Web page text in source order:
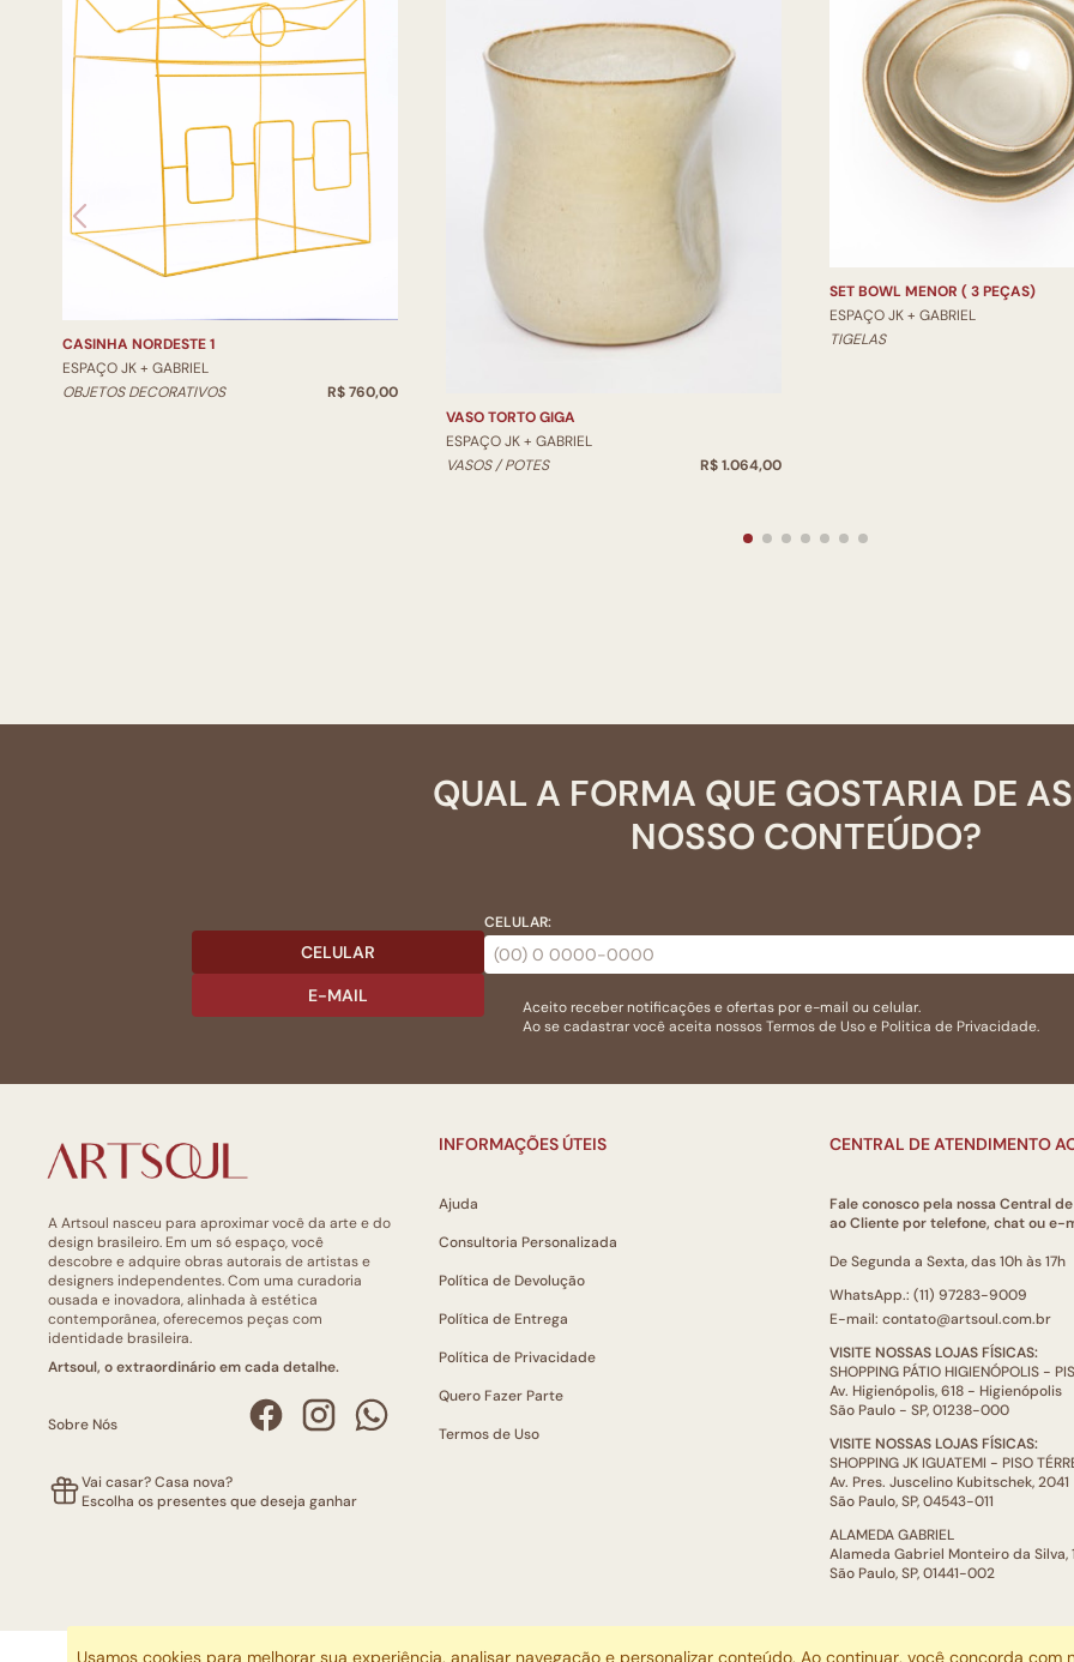
CASINHA NORDESTE 1
ESPAÇO JK + GABRIEL
OBJETOS DECORATIVOS
R$ 760,00
VASO TORTO GIGA
ESPAÇO JK + GABRIEL
VASOS / POTES
R$ 1.064,00
SET BOWL MENOR ( 3 PEÇAS)
ESPAÇO JK + GABRIEL
TIGELAS
QUAL A FORMA QUE GOSTARIA DE
NOSSO CONTEÚDO?
CELULAR
E-MAIL
CELULAR:
Aceito receber notificações e ofertas por e-mail ou celular.
Ao se cadastrar você aceita nossosTermos de Usoe Politica de Privacidade.
A Artsoul nasceu para aproximar você da arte e do
design brasileiro. Em um só espaço, você
descobre e adquire obras autorais de artistas e
designers independentes. Com uma curadoria
ousada e inovadora, alinhada à estética
contemporânea, oferecemos peças com
identidade brasileira.
Artsoul, o extraordinário em cada detalhe.
Sobre Nós
Vai casar? Casa nova?
Escolha os presentes que deseja ganhar
INFORMAÇÕES ÚTEIS
Ajuda
Consultoria Personalizada
Política de Devolução
Política de Entrega
Política de Privacidade
Quero Fazer Parte
Termos de Uso
CENTRAL DE ATENDIMENTO
Fale conosco pela nossa Central
ao Cliente por telefone, chat ou e-
De Segunda a Sexta, das 10h às 17h
WhatsApp.: (11) 97283-9009
E-mail: contato@artsoul.com.br
VISITE NOSSAS LOJAS FÍSICAS:
SHOPPING PÁTIO HIGIENÓPOLIS -
Av. Higienópolis, 618 - Higienópolis
São Paulo - SP, 01238-000
VISITE NOSSAS LOJAS FÍSICAS:
SHOPPING JK IGUATEMI - PISO
Av. Pres. Juscelino Kubitschek, 2041
São Paulo, SP, 04543-011
ALAMEDA GABRIEL
Alameda Gabriel Monteiro da Silva,
São Paulo, SP, 01441-002
ARTSOUL COMUNICAÇÃO DIGITAL LTDA | CNPJ: 29.752.781/0001-52
Usamos cookies para melhorar sua experiência, analisar navegação e personalizar conteúdo. Ao continuar, você concorda com